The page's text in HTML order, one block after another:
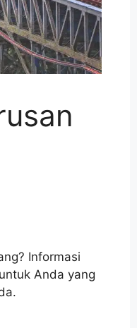
Informasi
Anda yang